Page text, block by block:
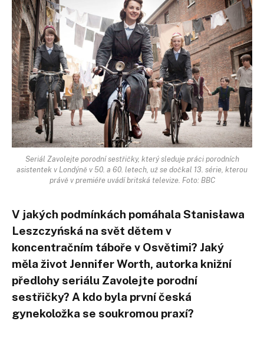
Seriál Zavolejte porodní sestřičky, který sleduje práci porodních
asistentek v Londýně v 50. a 60. letech, už se dočkal 13. série, kterou
právě v premiéře uvádí britská televize. Foto: BBC
V jakých podmínkách pomáhala Stanisława
Leszczyńská na svět dětem v
koncentračním táboře v Osvětimi? Jaký
měla život Jennifer Worth, autorka knižní
předlohy seriálu Zavolejte porodní
sestřičky? A kdo byla první česká
gynekoložka se soukromou praxí?